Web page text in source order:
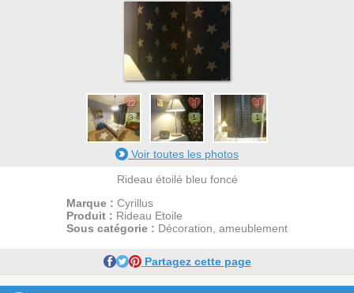
22
3
3
1
3
1
Voir toutes les photos
Rideau étoilé bleu foncé
Marque : Cyrillus
Produit : Rideau Etoile
Sous catégorie : Décoration, ameublement
Partagez cette page